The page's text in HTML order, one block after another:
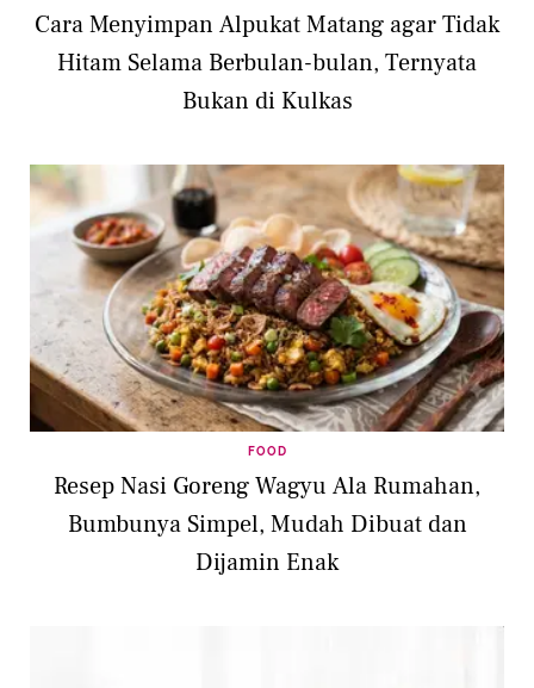
Cara Menyimpan Alpukat Matang agar Tidak
Hitam Selama Berbulan-bulan, Ternyata
Bukan di Kulkas
FOOD
Resep Nasi Goreng Wagyu Ala Rumahan,
Bumbunya Simpel, Mudah Dibuat dan
Dijamin Enak